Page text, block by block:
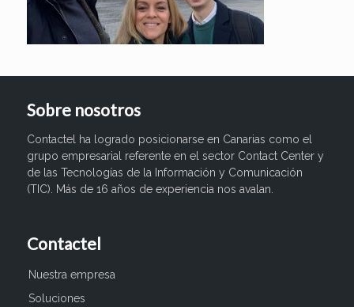
Sobre nosotros
Contactel ha logrado posicionarse en Canarias como el
grupo empresarial referente en el sector Contact Center y
de las Tecnologías de la Información y Comunicación
(TIC). Más de 16 años de experiencia nos avalan.
Contactel
Nuestra empresa
Soluciones